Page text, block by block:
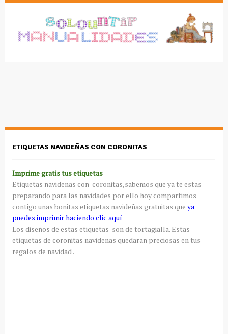
ETIQUETAS NAVIDEÑAS CON CORONITAS
Imprime gratis tus etiquetas
Etiquetas navideñas con coronitas,sabemos que ya te estas
preparando para las navidades por ello hoy compartimos
contigo unas bonitas etiquetas navideñas gratuitas que ya
puedes imprimir haciendo clic aquí
Los diseños de estas etiquetas son de tortagialla. Estas
etiquetas de coronitas navideñas quedaran preciosas en tus
regalos de navidad .